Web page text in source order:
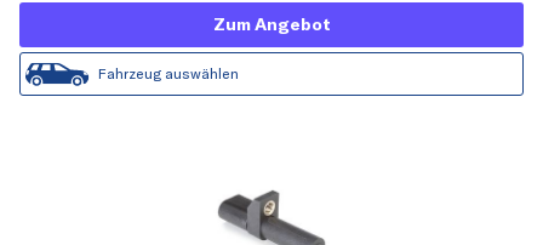
Zum Angebot
Fahrzeug auswählen